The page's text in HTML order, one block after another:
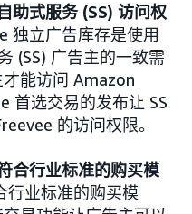
助式服务 (SS) 访问权
独立广告库存是使用
(SS) 广告主的一致需
能访问 Amazon
首选交易的发布让 SS
的访问权限。
合行业标准的购买模
行业标准的购买模